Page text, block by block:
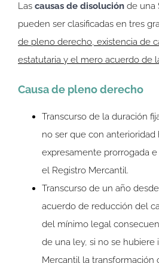
Las causas de disolución de una
pueden ser clasificadas en tres
de pleno derecho, existencia de
estatutaria y el mero acuerdo de
Causa de pleno derecho
Transcurso de la duración
no ser que con anterioridad
expresamente prorrogada
el Registro Mercantil.
Transcurso de un año
acuerdo de reducción del
del mínimo legal
de una ley, si no se hubiere
Mercantil la transformación